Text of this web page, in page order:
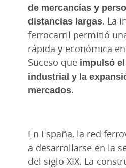
de mercancías y
distancias largas. La
ferrocarril permitió
rápida y económica
Suceso que impulsó
industrial y la
mercados.
En España, la red
a desarrollarse en la
del siglo XIX. La